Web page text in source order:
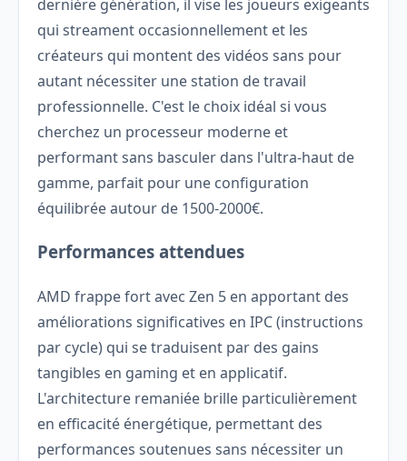
dernière génération, il vise les joueurs exigeants
qui streament occasionnellement et les
créateurs qui montent des vidéos sans pour
autant nécessiter une station de travail
professionnelle. C'est le choix idéal si vous
cherchez un processeur moderne et
performant sans basculer dans l'ultra-haut de
gamme, parfait pour une configuration
équilibrée autour de 1500-2000€.
Performances attendues
AMD frappe fort avec Zen 5 en apportant des
améliorations significatives en IPC (instructions
par cycle) qui se traduisent par des gains
tangibles en gaming et en applicatif.
L'architecture remaniée brille particulièrement
en efficacité énergétique, permettant des
performances soutenues sans nécessiter un